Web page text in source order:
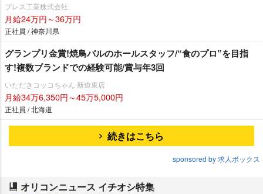
プレス工業株式会社
月給24万円～36万円
正社員 / 神奈川県
グランプリ金賞!焼鳥バルのホールスタッフ/“食のプロ”を目指
す!複数ブランドでの経験可能/賞与年3回
いただきコッコちゃん 新道東店
月給34万6,350円～45万5,000円
正社員 / 北海道
続きはこちら
sponsored by 求人ボックス
オリコンニュース イチオシ特集